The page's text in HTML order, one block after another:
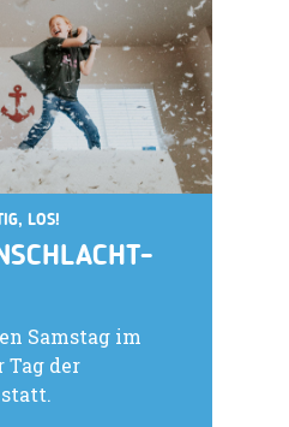
LOS!
Samstag im
der